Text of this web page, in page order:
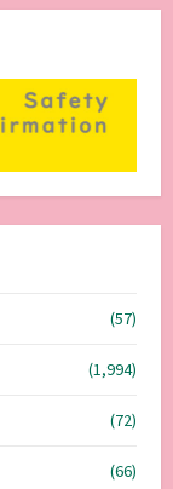
(57)
(1,994)
(72)
(66)